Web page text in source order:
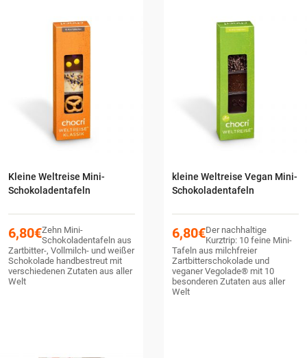
Kleine Weltreise Mini-
Schokoladentafeln
6,80€Zehn Mini-
Schokoladentafeln aus
Zartbitter-, Vollmilch- und weißer
Schokolade handbestreut mit
verschiedenen Zutaten aus aller
Welt
kleine Weltreise Vegan Mini-
Schokoladentafeln
6,80€Der nachhaltige
Kurztrip: 10 feine Mini-
Tafeln aus milchfreier
Zartbitterschokolade und
veganer Vegolade® mit 10
besonderen Zutaten aus aller
Welt